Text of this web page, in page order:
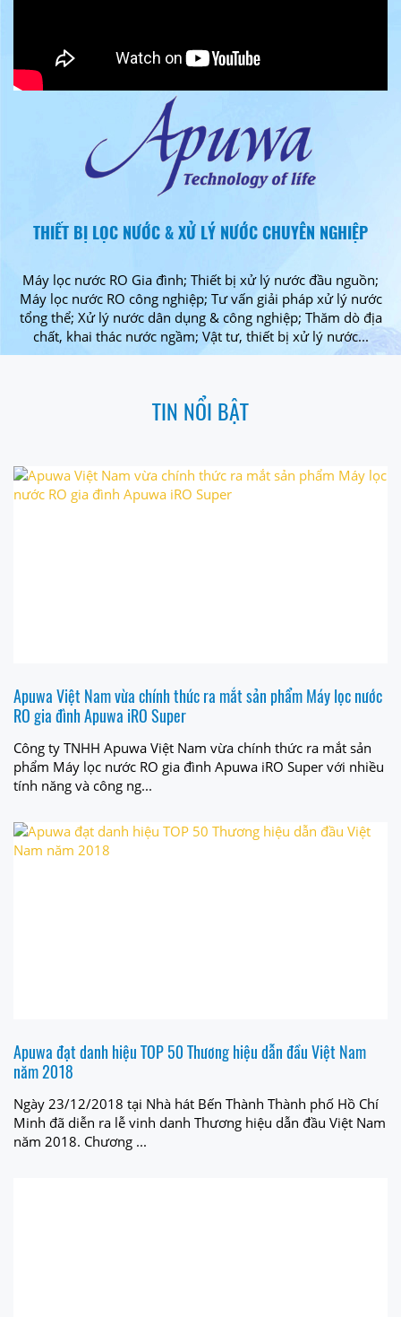
THIẾT BỊ LỌC NƯỚC & XỬ LÝ NƯỚC CHUYÊN NGHIỆP
Máy lọc nước RO Gia đình; Thiết bị xử lý nước đầu nguồn;
Máy lọc nước RO công nghiệp; Tư vấn giải pháp xử lý nước
tổng thể; Xử lý nước dân dụng & công nghiệp; Thăm dò địa
chất, khai thác nước ngầm; Vật tư, thiết bị xử lý nước...
TIN NỔI BẬT
Apuwa Việt Nam vừa chính thức ra mắt sản phẩm Máy lọc nước
RO gia đình Apuwa iRO Super
Công ty TNHH Apuwa Việt Nam vừa chính thức ra mắt sản
phẩm Máy lọc nước RO gia đình Apuwa iRO Super với nhiều
tính năng và công ng...
Apuwa đạt danh hiệu TOP 50 Thương hiệu dẫn đầu Việt Nam
năm 2018
Ngày 23/12/2018 tại Nhà hát Bến Thành Thành phố Hồ Chí
Minh đã diễn ra lễ vinh danh Thương hiệu dẫn đầu Việt Nam
năm 2018. Chương ...